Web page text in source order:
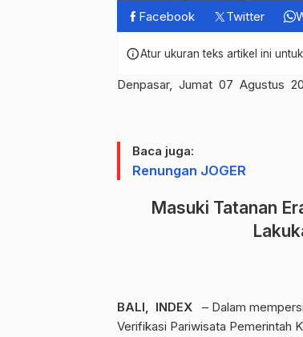
Facebook
Twitter
infoAtur ukuran teks artikel ini
Denpasar, Jumat 07 Agustus
Baca juga:
Renungan JOGER
Masuki Tatanan
BALI, INDEX – Dalam
Verifikasi Pariwisata Pemerintah